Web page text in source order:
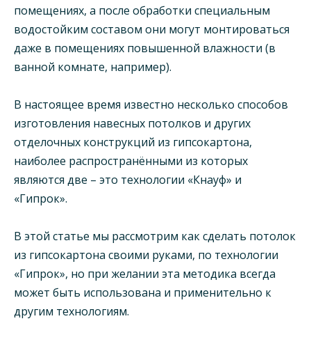
помещениях, а после обработки специальным
водостойким составом они могут монтироваться
даже в помещениях повышенной влажности (в
ванной комнате, например).
В настоящее время известно несколько способов
изготовления навесных потолков и других
отделочных конструкций из гипсокартона,
наиболее распространёнными из которых
являются две – это технологии «Кнауф» и
«Гипрок».
В этой статье мы рассмотрим как сделать потолок
из гипсокартона своими руками, по технологии
«Гипрок», но при желании эта методика всегда
может быть использована и применительно к
другим технологиям.